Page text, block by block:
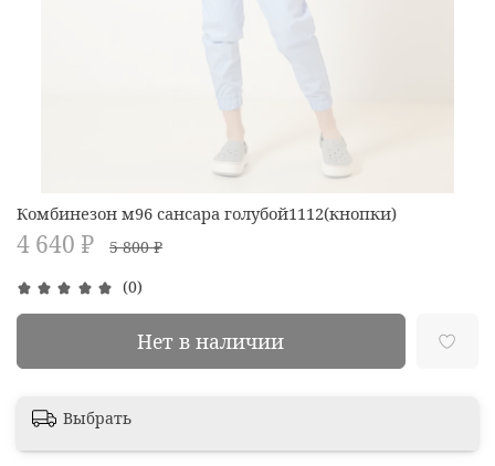
(0)
Комбинезон м96 сансара голубой1112(кнопки)
4 640 ₽ 5 800 ₽
Нет в наличии
Выбрать